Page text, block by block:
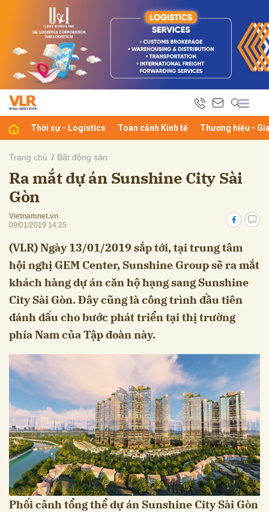
Thời sự - Logistics Toàn cảnh Kinh tế Thương hiệu -
Trang chủ Bất động sản
Ra mắt dự án Sunshine City Sài
Gòn
Vietnamnet.vn
09/01/2019 14:25
(VLR) Ngày 13/01/2019 sắp tới, tại trung tâm
hội nghị GEM Center, Sunshine Group sẽ ra mắt
khách hàng dự án căn hộ hạng sang Sunshine
City Sài Gòn. Đây cũng là công trình đầu tiên
đánh dấu cho bước phát triển tại thị trường
phía Nam của Tập đoàn này.
Phối cảnh tổng thể dự án Sunshine City Sài Gòn
luận
Hủy